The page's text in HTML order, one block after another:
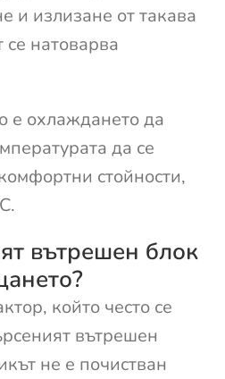
и излизане от такава
се натоварва
е охлаждането да
да се
стойности,
вътрешен блок
който често се
вътрешен
не е почистван